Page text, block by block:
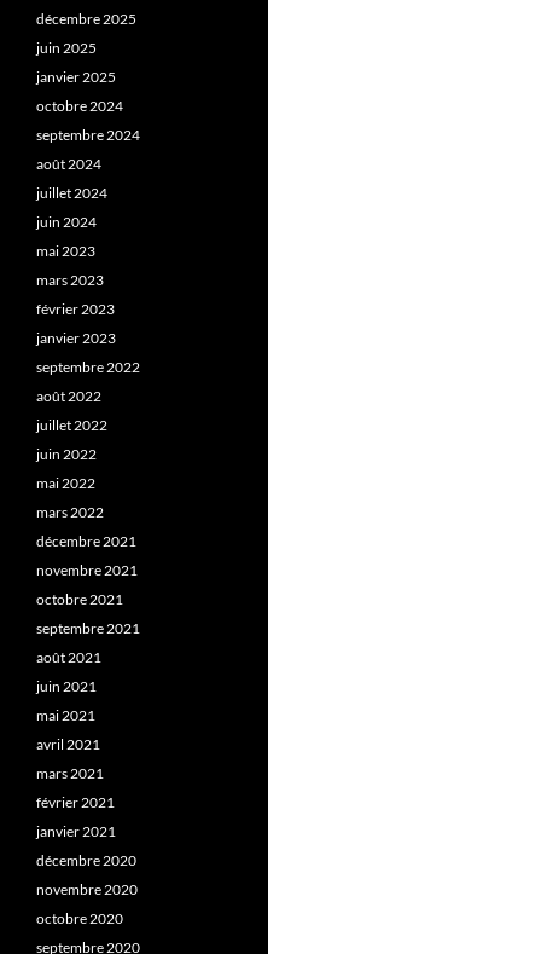
décembre 2025
juin 2025
janvier 2025
octobre 2024
septembre 2024
août 2024
juillet 2024
juin 2024
mai 2023
mars 2023
février 2023
janvier 2023
septembre 2022
août 2022
juillet 2022
juin 2022
mai 2022
mars 2022
décembre 2021
novembre 2021
octobre 2021
septembre 2021
août 2021
juin 2021
mai 2021
avril 2021
mars 2021
février 2021
janvier 2021
décembre 2020
novembre 2020
octobre 2020
septembre 2020